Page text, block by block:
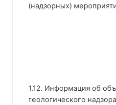
(надзорных)
1.12. Информация об
геологического